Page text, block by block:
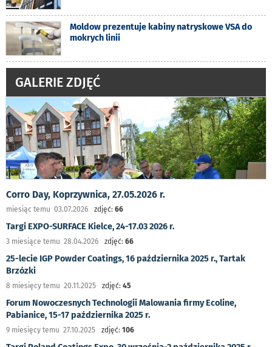
Moldow prezentuje kabiny natryskowe VSA do
mokrych linii
GALERIE ZDJĘĆ
Corro Day, Koprzywnica, 27.05.2026 r.
miesiąc temu 03.07.2026 zdjęć: 66
Targi EXPO-SURFACE Kielce, 24-17.03 2026 r.
3 miesiące temu 28.04.2026 zdjęć: 66
25-lecie IGP Powder Coatings, 16 października 2025 r., Tartak
Brzózki
8 miesięcy temu 20.11.2025 zdjęć: 45
Forum Nowoczesnych Technologii Malowania firmy Ecoline,
Pabianice, 15-17 października 2025 r.
9 miesięcy temu 27.10.2025 zdjęć: 106